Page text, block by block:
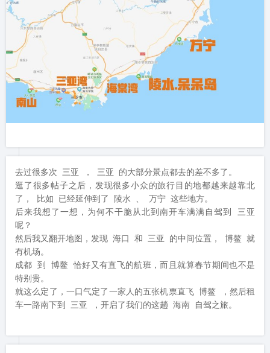
去过很多次 三亚 ， 三亚 的大部分景点都去的差不多了。
逛了很多帖子之后，发现很多小众的旅行目的地都越来越靠北
了， 比如 已经延伸到了 陵水 、 万宁 这些地方。
后来我想了一想，为何不干脆从北到南开车满满自驾到 三亚
呢？
然后我又翻开地图，发现 海口 和 三亚 的中间位置， 博鳌 就
有机场。
成都 到 博鳌 恰好又有直飞的航班，而且就算春节期间也不是
特别贵。
就这么定了，一口气定了一家人的五张机票直飞 博鳌 ，然后租
车一路南下到 三亚 ，开启了我们的这趟 海南 自驾之旅。